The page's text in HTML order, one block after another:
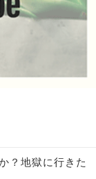
？地獄に行きた